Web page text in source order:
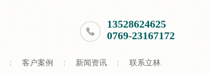
13528624625
0769-23167172
客户案例 新闻资讯 联系立林